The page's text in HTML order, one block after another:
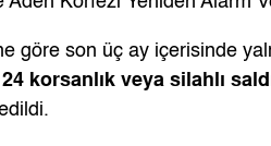
göre son üç ay içerisinde
korsanlık veya silahlı